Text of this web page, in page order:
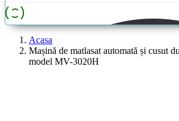
Acasa
Mașină de matlasat automată și cusut
model MV-3020H